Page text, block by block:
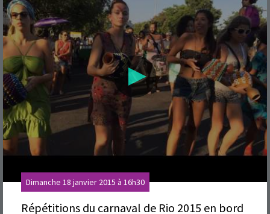
Dimanche 18 janvier 2015 à 16h30
Répétitions du carnaval de Rio 2015 en bord